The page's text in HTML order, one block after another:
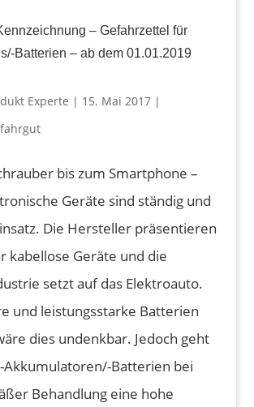
– Gefahrzettel für
Batterien – ab dem 01.01.2019
Experte | 15. Mai 2017|
bis zum Smartphone –
Geräte sind ständig und
Die Hersteller präsentieren
kabellose Geräte und die
setzt auf das Elektroauto.
und leistungsstarke Batterien
dies undenkbar. Jedoch geht
Batterien bei
Behandlung eine hohe